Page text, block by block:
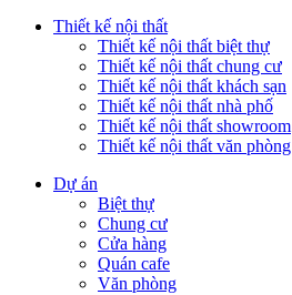
Thiết kế nội thất
Thiết kế nội thất biệt thự
Thiết kế nội thất chung cư
Thiết kế nội thất khách sạn
Thiết kế nội thất nhà phố
Thiết kế nội thất showroom
Thiết kế nội thất văn phòng
Dự án
Biệt thự
Chung cư
Cửa hàng
Quán cafe
Văn phòng